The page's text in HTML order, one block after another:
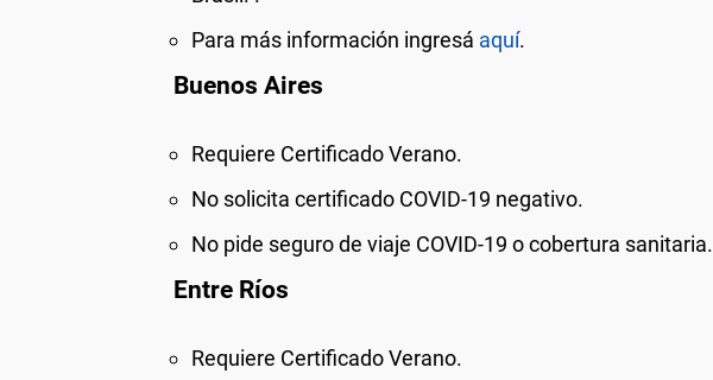
Para más información ingresá aquí.
Buenos Aires
Requiere Certificado Verano.
No solicita certificado COVID-19 negativo.
No pide seguro de viaje COVID-19 o cobertura sanitaria.
Entre Ríos
Requiere Certificado Verano.